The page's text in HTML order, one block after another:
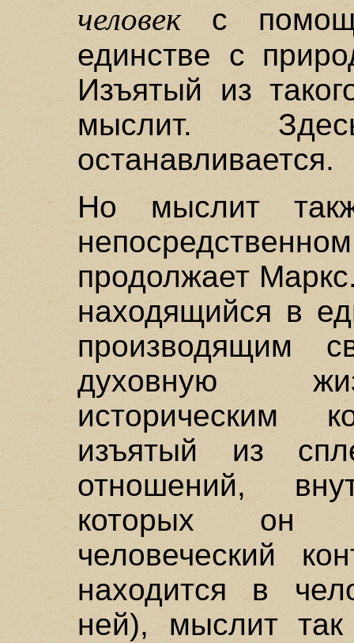
человекс
единстве с
Изъятый из
мыслит.
останавливается.
Но мыслит
продолжает
находящийся в
производящим
духовную
историческим
изъятый из
отношений,
которых он
человеческий
находится в
ней), мыслит